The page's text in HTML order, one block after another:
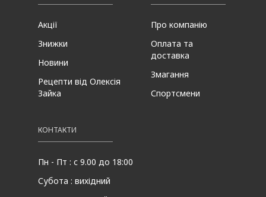
Акції
Знижки
Новини
Рецепти від Олексія
Зайка
Про компанію
Оплата та
доставка
Змагання
Спортсмени
КОНТАКТИ
Пн - Пт : с 9.00 до 18:00
Субота : вихідний